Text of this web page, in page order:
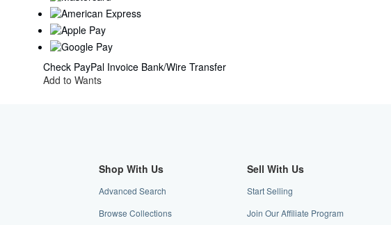
Check PayPal Invoice Bank/Wire Transfer
Add to Wants
Shop With Us
Advanced Search
Browse Collections
Sell With Us
Start Selling
Join Our Affiliate Program